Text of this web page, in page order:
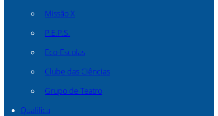
Missão X
P.E.P.S.
Eco-Escolas
Clube das Ciências
Grupo de Teatro
Qualifica